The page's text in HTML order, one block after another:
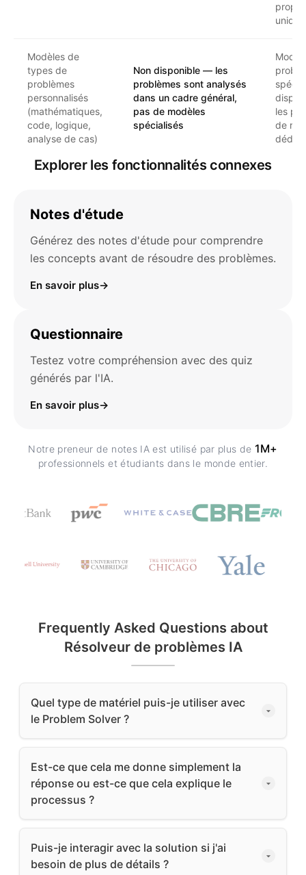
Modèles de
types de
problèmes
personnalisés
(mathématiques,
code, logique,
analyse de cas)
Non disponible — les
problèmes sont analysés
dans un cadre général,
pas de modèles
spécialisés
les
de
Explorer les fonctionnalités connexes
Notes d'étude
Générez des notes d'étude pour comprendre
les concepts avant de résoudre des problèmes.
En savoir plus→
Questionnaire
Testez votre compréhension avec des quiz
générés par l'IA.
En savoir plus→
Notre preneur de notes IA est utilisé par plus de 1M+
professionnels et étudiants dans le monde entier.
Frequently Asked Questions about
Résolveur de problèmes IA
Quel type de matériel puis-je utiliser avec
le Problem Solver ?
Est-ce que cela me donne simplement la
réponse ou est-ce que cela explique le
processus ?
Puis-je interagir avec la solution si j'ai
besoin de plus de détails ?